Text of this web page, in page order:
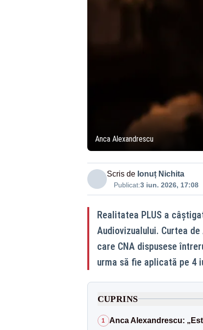
Anca Alexandrescu
Scris de Ionuț Nichita
Publicat:3 iun. 2026, 17:08
Realitatea PLUS a
Audiovizualului. Curtea
care CNA dispusese
urma să fie aplicată pe 4
CUPRINS
1 Anca Alexandrescu: